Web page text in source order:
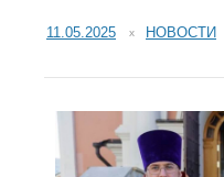
11.05.2025 НОВОСТИ